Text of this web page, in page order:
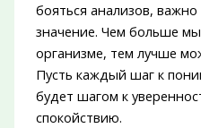
бояться анализов,
значение. Чем больше
организме, тем лучше
Пусть каждый шаг к
будет шагом к
спокойствию.